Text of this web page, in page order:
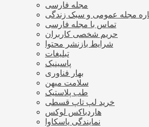
مجله فارسی
مجله عمومی و سبک زندگی
تماس با مجله فارسی
حریم شخصی کاربران
شرایط بازنشر محتوا
تبلیغات
پاسینیک
بهار فناوری
سلامت میهن
طب پلاستیک
خرید لپ تاپ قسطی
هاردباکس لوکس
نمایندگی یاسکاوا